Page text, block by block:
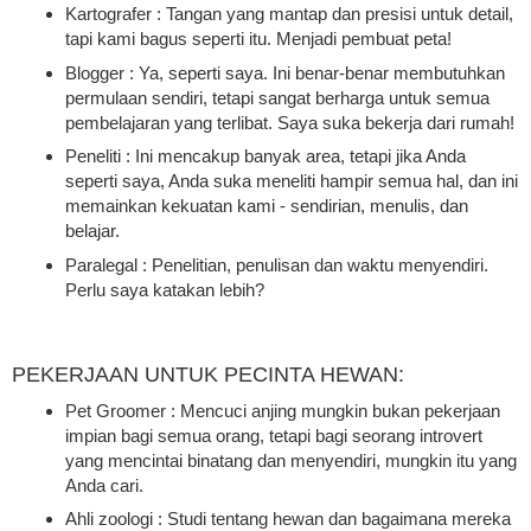
Kartografer : Tangan yang mantap dan presisi untuk detail,
tapi kami bagus seperti itu. Menjadi pembuat peta!
Blogger : Ya, seperti saya. Ini benar-benar membutuhkan
permulaan sendiri, tetapi sangat berharga untuk semua
pembelajaran yang terlibat. Saya suka bekerja dari rumah!
Peneliti : Ini mencakup banyak area, tetapi jika Anda
seperti saya, Anda suka meneliti hampir semua hal, dan ini
memainkan kekuatan kami - sendirian, menulis, dan
belajar.
Paralegal : Penelitian, penulisan dan waktu menyendiri.
Perlu saya katakan lebih?
PEKERJAAN UNTUK PECINTA HEWAN:
Pet Groomer : Mencuci anjing mungkin bukan pekerjaan
impian bagi semua orang, tetapi bagi seorang introvert
yang mencintai binatang dan menyendiri, mungkin itu yang
Anda cari.
Ahli zoologi : Studi tentang hewan dan bagaimana mereka